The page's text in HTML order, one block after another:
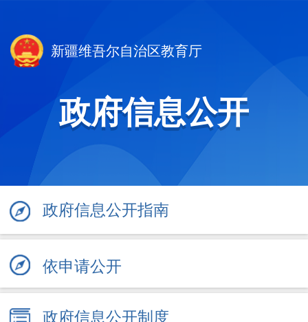
新疆维吾尔自治区教育厅
政府信息公开
政府信息公开指南
依申请公开
政府信息公开制度